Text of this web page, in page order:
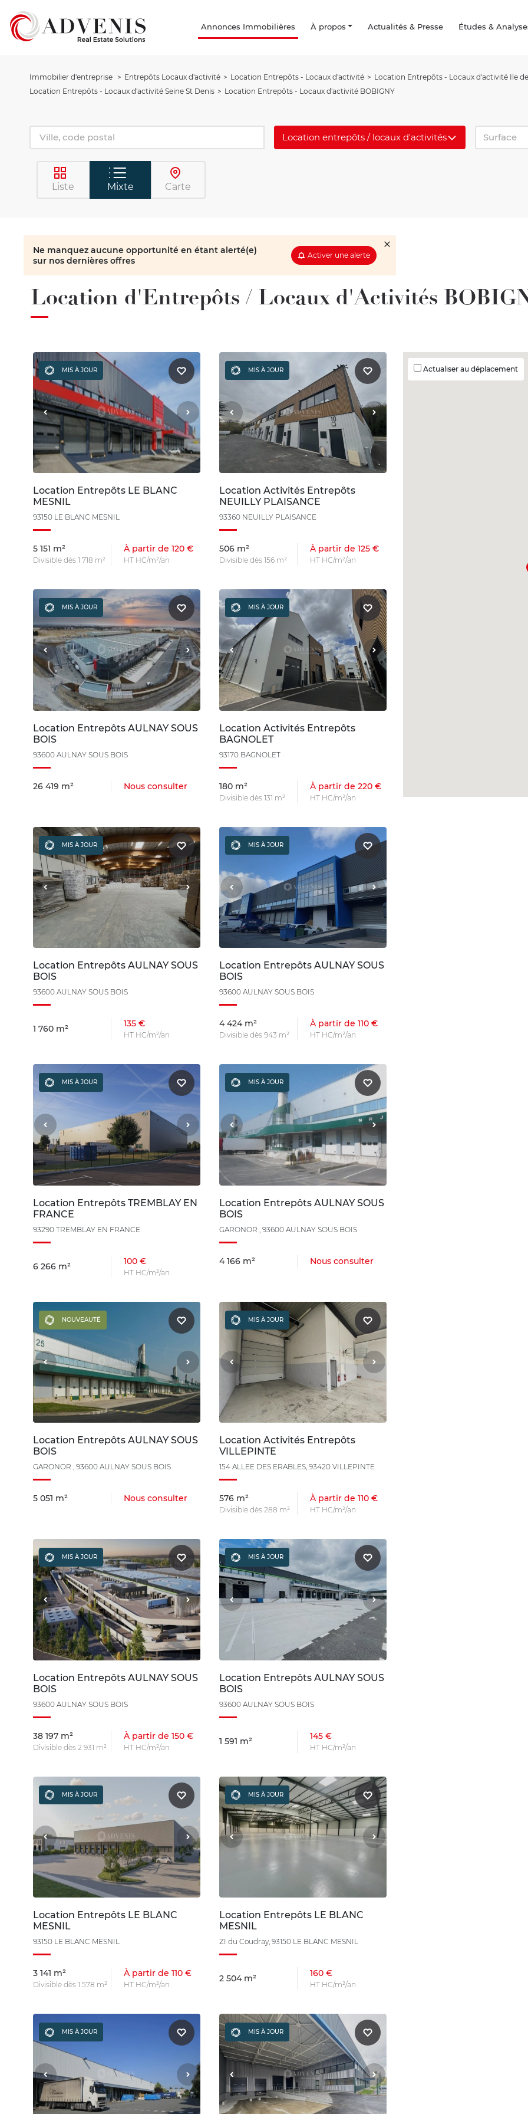
Annonces Immobilières À propos Actualités & Presse Études &
Immobilier d'entreprise Entrepôts Locaux d'activité Location Entrepôts - Locaux d'activité
Location Entrepôts - Locaux d'activité Ile
Location Entrepôts - Locaux d'activité Seine St Denis
Location Entrepôts - Locaux d'activité BOBIGNY
Location entrepôts / locaux d'activités Surface
Liste Mixte Carte
Ne manquez aucune opportunité en étant alerté(e)
sur nos dernières offres
Activer une alerte
Location d'Entrepôts / Locaux d'Activités
MIS À JOUR
Location Entrepôts LE BLANC
MESNIL
93150 LE BLANC MESNIL
5 151 m²
Divisible dès 1 718 m²
À partir de 120 €
HT HC/m²/an
MIS À JOUR
Location Activités Entrepôts
NEUILLY PLAISANCE
93360 NEUILLY PLAISANCE
506 m²
Divisible dès 156 m²
À partir de 125 €
HT HC/m²/an
MIS À JOUR
Location Entrepôts AULNAY SOUS
BOIS
93600 AULNAY SOUS BOIS
26 419 m² Nous consulter
MIS À JOUR
Location Activités Entrepôts
BAGNOLET
93170 BAGNOLET
180 m²
Divisible dès 131 m²
À partir de 220 €
HT HC/m²/an
MIS À JOUR
Location Entrepôts AULNAY SOUS
BOIS
93600 AULNAY SOUS BOIS
1 760 m² 135 €
HT HC/m²/an
MIS À JOUR
Location Entrepôts AULNAY SOUS
BOIS
93600 AULNAY SOUS BOIS
4 424 m²
Divisible dès 943 m²
À partir de 110 €
HT HC/m²/an
MIS À JOUR
Location Entrepôts TREMBLAY EN
FRANCE
93290 TREMBLAY EN FRANCE
6 266 m² 100 €
HT HC/m²/an
MIS À JOUR
Location Entrepôts AULNAY SOUS
BOIS
GARONOR , 93600 AULNAY SOUS BOIS
4 166 m² Nous consulter
NOUVEAUTÉ
Location Entrepôts AULNAY SOUS
BOIS
GARONOR , 93600 AULNAY SOUS BOIS
5 051 m² Nous consulter
MIS À JOUR
Location Activités Entrepôts
VILLEPINTE
154 ALLEE DES ERABLES, 93420 VILLEPINTE
576 m²
Divisible dès 288 m²
À partir de 110 €
HT HC/m²/an
MIS À JOUR
Location Entrepôts AULNAY SOUS
BOIS
93600 AULNAY SOUS BOIS
38 197 m²
Divisible dès 2 931 m²
À partir de 150 €
HT HC/m²/an
MIS À JOUR
Location Entrepôts AULNAY SOUS
BOIS
93600 AULNAY SOUS BOIS
1 591 m² 145 €
HT HC/m²/an
MIS À JOUR
Location Entrepôts LE BLANC
MESNIL
93150 LE BLANC MESNIL
3 141 m²
Divisible dès 1 578 m²
À partir de 110 €
HT HC/m²/an
MIS À JOUR
Location Entrepôts LE BLANC
MESNIL
ZI du Coudray, 93150 LE BLANC MESNIL
2 504 m² 160 €
HT HC/m²/an
MIS À JOUR MIS À JOUR
Actualiser au déplacement